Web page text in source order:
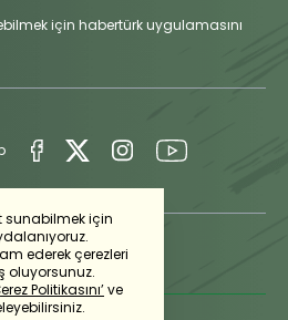
sunabilmek için
ederek çerezleri
oluyorsunuz.
Politikasını’ve
için habertürk uygulamasını